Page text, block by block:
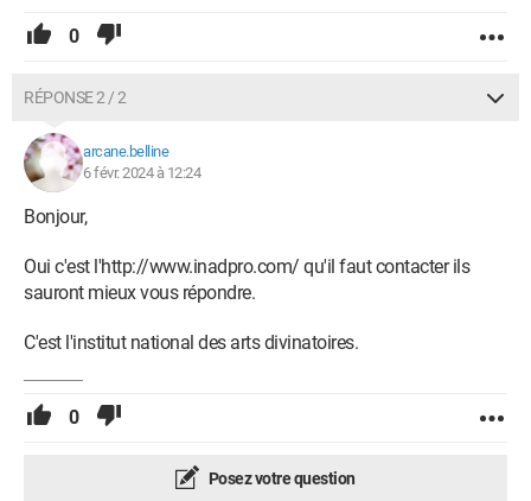
0
RÉPONSE 2 / 2
arcane.belline
6 févr. 2024 à 12:24
Bonjour,
Oui c'est l'http://www.inadpro.com/ qu'il faut contacter ils
sauront mieux vous répondre.
C'est l'institut national des arts divinatoires.
0
Posez votre question